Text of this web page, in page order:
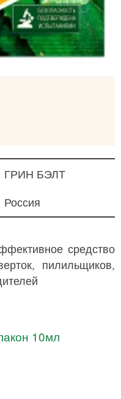
ГРИН БЭЛТ
Россия
средство
пилильщиков,
10мл